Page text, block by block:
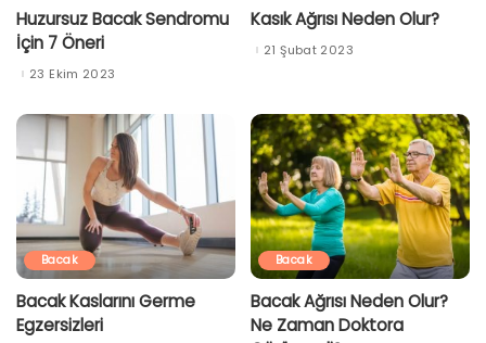
Huzursuz Bacak Sendromu
İçin 7 Öneri
23 Ekim 2023
Kasık Ağrısı Neden Olur?
21 Şubat 2023
Bacak
Bacak Kaslarını Germe
Egzersizleri
Bacak
Bacak Ağrısı Neden Olur?
Ne Zaman Doktora